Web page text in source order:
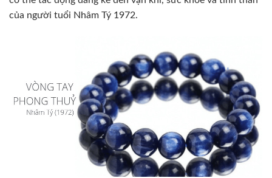
của người tuổi Nhâm Tý 1972.